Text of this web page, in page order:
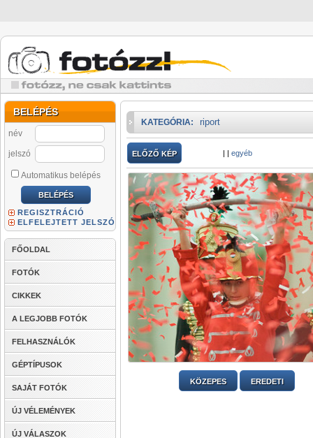
BELÉPÉS
név
jelszó
Automatikus belépés
REGISZTRÁCIÓ
ELFELEJTETT JELSZÓ
FŐOLDAL
FOTÓK
CIKKEK
A LEGJOBB FOTÓK
FELHASZNÁLÓK
GÉPTÍPUSOK
SAJÁT FOTÓK
ÚJ VÉLEMÉNYEK
ÚJ VÁLASZOK
KATEGÓRIA: riport
ELŐZŐ KÉP | | egyéb
KÖZEPES EREDETI